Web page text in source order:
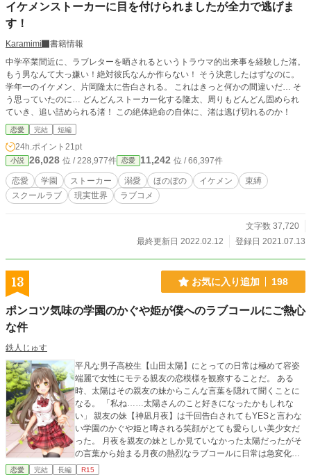
イケメンストーカーに目を付けられましたが全力で逃げま
す！
Karamimi
書籍情報
中学卒業間近に、ラブレターを晒されるというトラウマ的出来事を経験した渚。
もう男なんて大っ嫌い！絶対彼氏なんか作らない！ そう決意したはずなのに。
学年一のイケメン、片岡隆太に告白される。 これはきっと何かの間違いだ… そ
う思っていたのに… どんどんストーカー化する隆太、周りもどんどん固められ
ていき、追い詰められる渚！ この絶体絶命の自体に、渚は逃げ切れるのか！
恋愛 完結 短編
24h.ポイント 21pt
小説 26,028 位 / 228,977件 恋愛 11,242 位 / 66,397件
恋愛 学園 ストーカー 溺愛 ほのぼの イケメン
束縛
スクールラブ
現実世界 ラブコメ
文字数 37,720
最終更新日 2022.02.12
登録日 2021.07.13
13 お気に入り追加 198
ポンコツ気味の学園のかぐや姫が僕へのラブコールにご熱心
な件
鉄人じゅす
平凡な男子高校生【山田太陽】にとっての日常は極めて容姿
端麗で女性にモテる親友の恋模様を観察することだ。 ある
時、太陽はその親友の妹からこんな言葉を隠れて聞くことに
なる。 「私ね……太陽さんのこと好きになったかもしれな
い」 親友の妹【神凪月夜】は千回告白されてもYESと言わな
い学園のかぐや姫と噂される笑顔がとても愛らしい美少女だ
った。 月夜を親友の妹としか見ていなかった太陽だったがそ
の言葉から始まる月夜の熱烈なラブコールに日常は急変化す
る。 恋に対して空回り気味でポンコツを露呈する月夜に苦笑
恋愛 完結 長編 R15